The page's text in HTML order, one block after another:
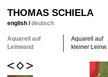
THOMAS SCHIELA
english /deutsch
Aquarell auf
Leinwand
Aquarell auf
kleiner Leinw.